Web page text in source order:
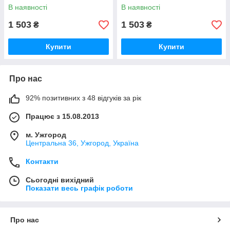
В наявності
1 503 ₴
Купити
В наявності
1 503 ₴
Купити
Про нас
92% позитивних з 48 відгуків за рік
Працює з 15.08.2013
м. Ужгород
Центральна 36, Ужгород, Україна
Контакти
Сьогодні вихідний
Показати весь графік роботи
Про нас